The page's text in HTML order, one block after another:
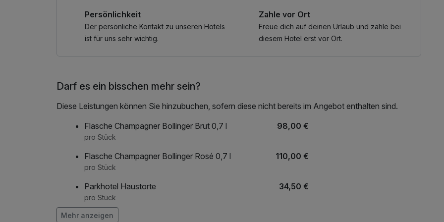
Gestalten Sie Ihre persönliche Auszeit ganz individuell nach Ihren Wünschen.
* einmalig anwendbar im Aufenthaltszeitraum für hoteleigene Bars & Restaurants
Persönlichkeit
Der persönliche Kontakt zu unseren Hotels
ist für uns sehr wichtig.
Zahle vor Ort
Freue dich auf deinen Urlaub und zahle bei
diesem Hotel erst vor Ort.
Darf es ein bisschen mehr sein?
Diese Leistungen können Sie hinzubuchen, sofern diese nicht bereits im Angebot enthalten sind.
Flasche Champagner Bollinger Brut 0,7 l
98,00 €
pro Stück
Flasche Champagner Bollinger Rosé 0,7 l 110,00 €
pro Stück
Parkhotel Haustorte 34,50 €
pro Stück
Pralinenauswahl
Mehr anzeigen